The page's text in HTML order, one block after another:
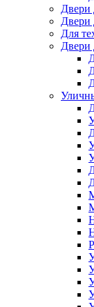
Двери
Двери
Для
Двери